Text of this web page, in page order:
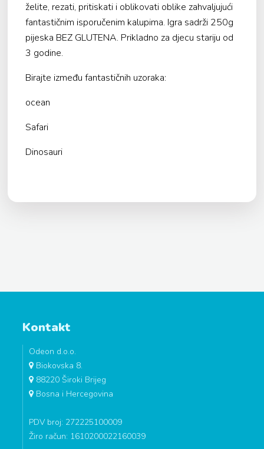
želite, rezati, pritiskati i oblikovati oblike zahvaljujući
fantastičnim isporučenim kalupima. Igra sadrži 250g
pijeska BEZ GLUTENA. Prikladno za djecu stariju od
3 godine.
Birajte između fantastičnih uzoraka:
ocean
Safari
Dinosauri
Kontakt
Odeon d.o.o.
Biokovska 8.
88220 Široki Brijeg
Bosna i Hercegovina
PDV broj: 272225100009
Žiro račun: 1610200022160039